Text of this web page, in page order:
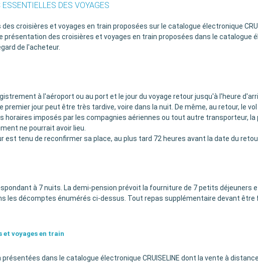
DES VOYAGES
croisières et voyages en train proposées sur le catalogue électronique
présentation des croisières et voyages en train proposées dans le catalogue
de l'acheteur.
à l'aéroport ou au port et le jour du voyage retour jusqu'à l'heure
premier jour peut être très tardive, voire dans la nuit. De même, au retour, le
horaires imposés par les compagnies aériennes ou tout autre transporteur,
ne pourrait avoir lieu.
est tenu de reconfirmer sa place, au plus tard 72 heures avant la date du
à 7 nuits. La demi-pension prévoit la fourniture de 7 petits
les décomptes énumérés ci-dessus. Tout repas supplémentaire devant
et voyages en train
dans le catalogue électronique CRUISELINE dont la vente à